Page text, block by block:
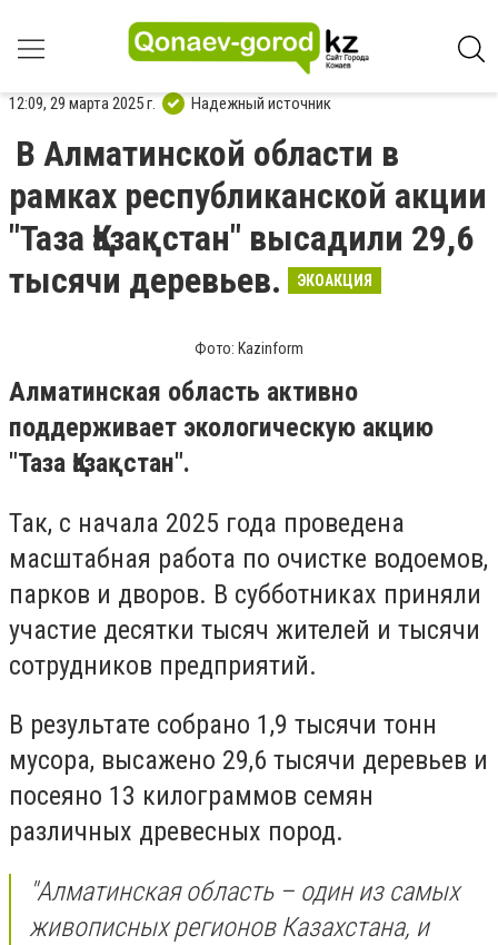
12:09, 29 марта 2025 г. Надежный источник
В Алматинской области в
рамках республиканской акции
"Таза Қазақстан" высадили 29,6
тысячи деревьев.
ЭКОАКЦИЯ
Фото: Kazinform
Алматинская область активно
поддерживает экологическую акцию
"Таза Қазақстан".
Так, с начала 2025 года проведена
масштабная работа по очистке водоемов,
парков и дворов. В субботниках приняли
участие десятки тысяч жителей и тысячи
сотрудников предприятий.
В результате собрано 1,9 тысячи тонн
мусора, высажено 29,6 тысячи деревьев и
посеяно 13 килограммов семян
различных древесных пород.
"Алматинская область – один из самых
живописных регионов Казахстана, и